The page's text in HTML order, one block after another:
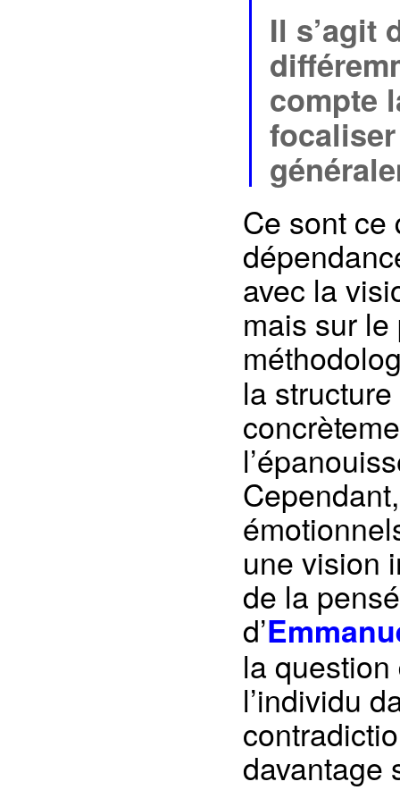
Il s’agit
compte
Ce sont ce
avec la
mais sur
la
une vision
de la
d’
la
l’individu
davantage